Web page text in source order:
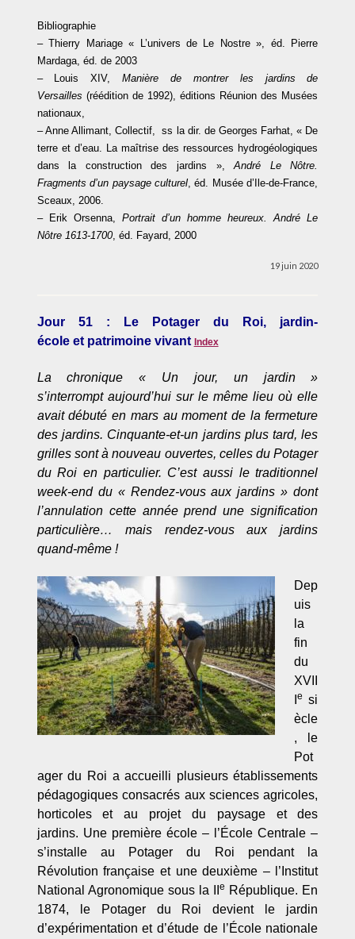
Bibliographie
– Thierry Mariage « L’univers de Le Nostre », éd. Pierre
Mardaga, éd. de 2003
– Louis XIV,Manière de montrer les jardins de
Versailles (réédition de 1992), éditions Réunion des Musées
nationaux,
– Anne Allimant, Collectif, ss la dir. de Georges Farhat, « De
terre et d’eau. La maîtrise des ressources hydrogéologiques
dans la construction des jardins »,André Le Nôtre.
Fragments d’un paysage culturel , éd. Musée d’Ile-de-France,
Sceaux, 2006.
– Erik Orsenna, Portrait d’un homme heureux. André Le
Nôtre 1613-1700, éd. Fayard, 2000
19 juin 2020
Jour 51 : Le Potager du Roi, jardin-
école et patrimoine vivant Index
La chronique « Un jour, un jardin »
s’interrompt aujourd’hui sur le même lieu où elle
avait débuté en mars au moment de la fermeture
des jardins. Cinquante-et-un jardins plus tard, les
grilles sont à nouveau ouvertes, celles du Potager
du Roi en particulier. C’est aussi le traditionnel
week-end du « Rendez-vous aux jardins » dont
l’annulation cette année prend une signification
particulière… mais rendez-vous aux jardins
quand-même !
Dep
uis
la
fin
du
XVII
e si
ècle
, le
Pot
ager du Roi a accueilli plusieurs établissements
pédagogiques consacrés aux sciences agricoles,
horticoles et au projet du paysage et des
jardins. Une première école – l’École Centrale –
s’installe au Potager du Roi pendant la
Révolution française et une deuxième – l’Institut
National Agronomique sous la IIe République. En
1874, le Potager du Roi devient le jardin
d’expérimentation et d’étude de l’École nationale